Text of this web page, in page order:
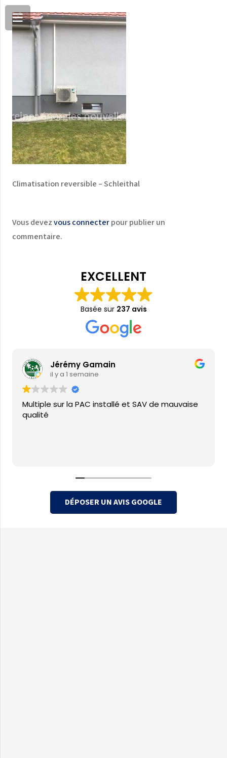
Climatisation reversible – Schleithal
Vous devezvous connecterpour publier un
commentaire.
EXCELLENT
Basée sur 237 avis
Jérémy Gamain
il y a 1 semaine
Multiple sur la PAC installé et SAV de mauvaise
qualité
DÉPOSER UN AVIS GOOGLE